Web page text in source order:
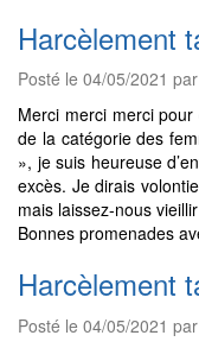
Harcèlement
Posté le 04/05/2021
Merci merci merci
de la catégorie des
», je suis heureuse
excès. Je dirais
mais laissez-nous
Bonnes promenades
Harcèlement
Posté le 04/05/2021